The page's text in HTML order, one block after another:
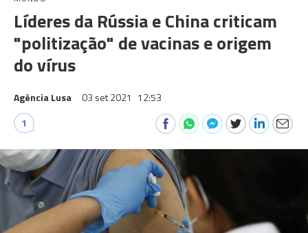
Líderes da Rússia e China criticam
"politização" de vacinas e origem
do vírus
Agência Lusa 03 set 2021 12:53
1